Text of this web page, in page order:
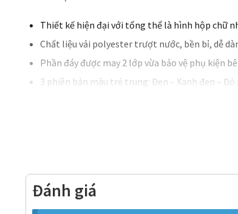
Thiết kế hiện đại với tổng thể là hình hộp chữ
Chất liệu vải polyester trượt nước, bền bỉ, dễ
Phần đáy được may 2 lớp vừa bảo vệ phụ kiện
3 phiên bản màu trẻ trung: Đen – Xanh đen – Đỏ
Đánh giá